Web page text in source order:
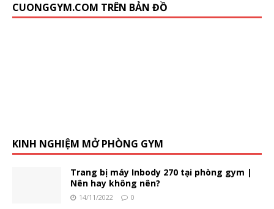
CUONGGYM.COM TRÊN BẢN ĐỒ
KINH NGHIỆM MỞ PHÒNG GYM
Trang bị máy Inbody 270 tại phòng gym |
Nên hay không nên?
14/11/2022 0